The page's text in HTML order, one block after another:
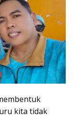
kita tidak